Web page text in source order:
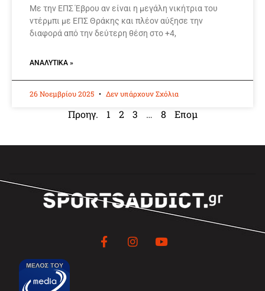
Με την ΕΠΣ Έβρου αν είναι η μεγάλη νικήτρια του
ντέρμπι με ΕΠΣ Θράκης και πλέον αύξησε την
διαφορά από την δεύτερη θέση στο +4,
ΑΝΑΛΥΤΙΚΆ »
26 Νοεμβρίου 2025 Δεν υπάρχουν Σχόλια
Προηγ. 1 2 3 … 8 Επομ